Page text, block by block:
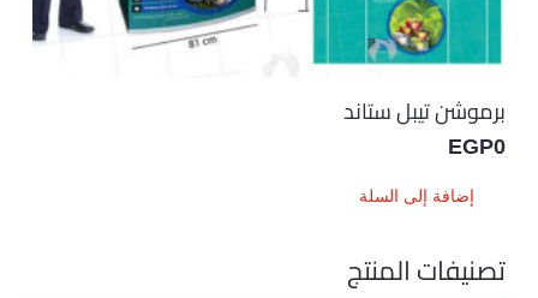
برموشن تيبل ستاند
EGP0
إضافة إلى السلة
تصنيفات المنتج